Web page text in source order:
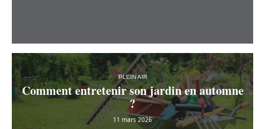
PLEIN AIR
Comment entretenir son jardin en automne
?
11 mars 2026